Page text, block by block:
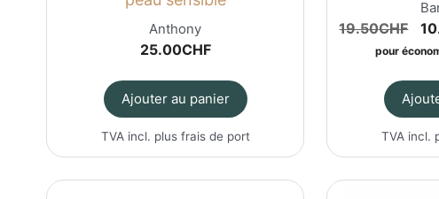
Anthony
25.00CHF
Ajouter au panier
TVA incl. plus frais de port
19.50CHF
Le
pour
TVA incl.